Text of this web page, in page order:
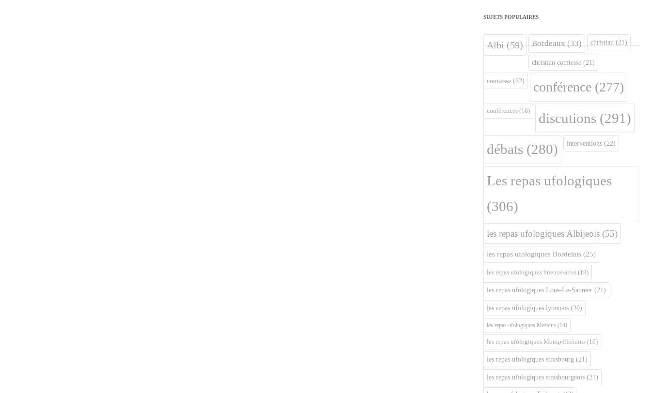
SUJETS POPULAIRES
Albi(59) Bordeaux(33) christian (21)
christian comtesse (21)
comtesse (22) conférence (277)
conférences (16) discutions (291)
débats (280) interventions (22)
Les repas ufologiques
(306)
les repas ufologiques Albijeois (55)
les repas ufologiques Bordelais (25)
les repas ufologiques buenos-aires (18)
les repas ufologiques Lons-Le-Saunier (21)
les repas ufologiques lyonnais (20)
les repas ufologiques Messins (14)
les repas ufologiques Montpelliérains (16)
les repas ufologiques strasbourg (21)
les repas ufologiques strasbourgeois (21)